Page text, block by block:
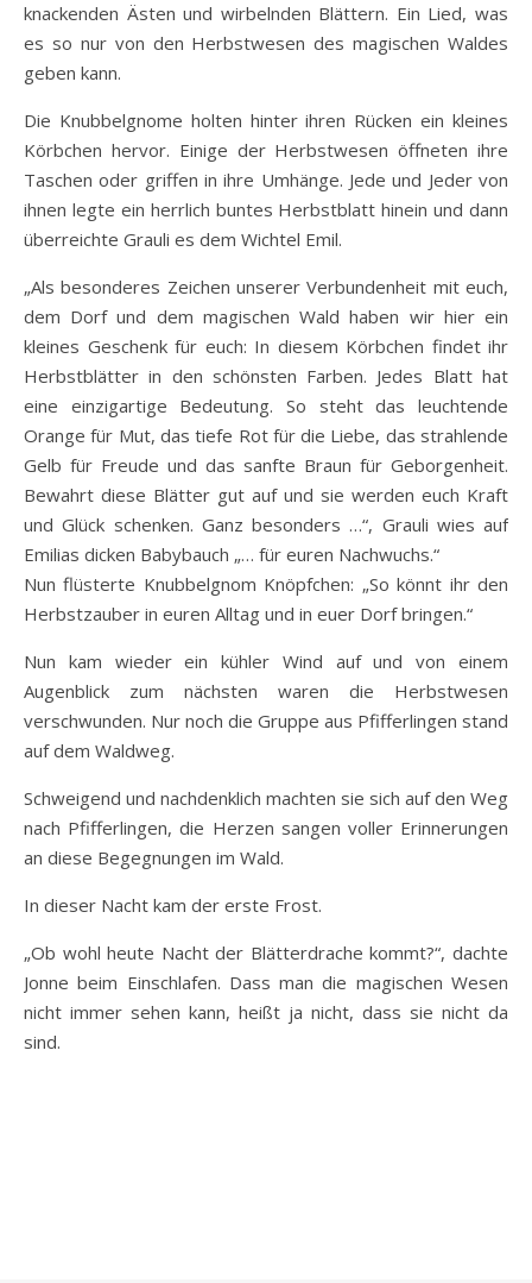
knackenden Ästen und wirbelnden Blättern. Ein Lied, was
es so nur von den Herbstwesen des magischen Waldes
geben kann.
Die Knubbelgnome holten hinter ihren Rücken ein kleines
Körbchen hervor. Einige der Herbstwesen öffneten ihre
Taschen oder griffen in ihre Umhänge. Jede und Jeder von
ihnen legte ein herrlich buntes Herbstblatt hinein und dann
überreichte Grauli es dem Wichtel Emil.
„Als besonderes Zeichen unserer Verbundenheit mit euch,
dem Dorf und dem magischen Wald haben wir hier ein
kleines Geschenk für euch: In diesem Körbchen findet ihr
Herbstblätter in den schönsten Farben. Jedes Blatt hat
eine einzigartige Bedeutung. So steht das leuchtende
Orange für Mut, das tiefe Rot für die Liebe, das strahlende
Gelb für Freude und das sanfte Braun für Geborgenheit.
Bewahrt diese Blätter gut auf und sie werden euch Kraft
und Glück schenken. Ganz besonders …“, Grauli wies auf
Emilias dicken Babybauch „… für euren Nachwuchs.“
Nun flüsterte Knubbelgnom Knöpfchen: „So könnt ihr den
Herbstzauber in euren Alltag und in euer Dorf bringen.“
Nun kam wieder ein kühler Wind auf und von einem
Augenblick zum nächsten waren die Herbstwesen
verschwunden. Nur noch die Gruppe aus Pfifferlingen stand
auf dem Waldweg.
Schweigend und nachdenklich machten sie sich auf den Weg
nach Pfifferlingen, die Herzen sangen voller Erinnerungen
an diese Begegnungen im Wald.
In dieser Nacht kam der erste Frost.
„Ob wohl heute Nacht der Blätterdrache kommt?“, dachte
Jonne beim Einschlafen. Dass man die magischen Wesen
nicht immer sehen kann, heißt ja nicht, dass sie nicht da
sind.